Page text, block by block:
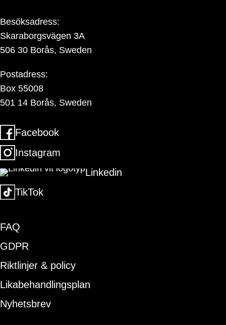
Besöksadress:
Skaraborgsvägen 3A
506 30 Borås, Sweden
Postadress:
Box 55008
501 14 Borås, Sweden
Facebook
Instagram
Linkedin
TikTok
FAQ
GDPR
Riktlinjer & policy
Likabehandlingsplan
Nyhetsbrev